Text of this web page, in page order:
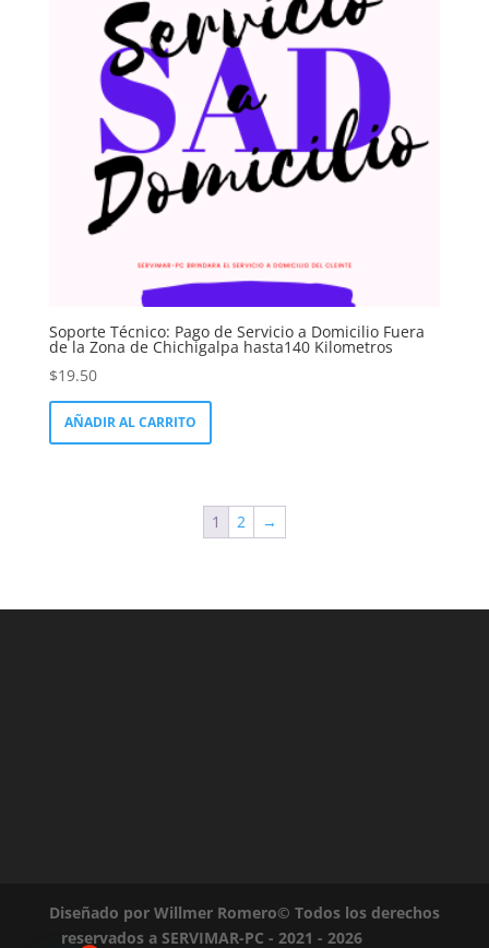
Soporte Técnico: Pago de Servicio a Domicilio Fuera
de la Zona de Chichigalpa hasta140 Kilometros
$19.50
AÑADIR AL CARRITO
1 2 →
Diseñado por Willmer Romero© Todos los derechos
reservados a SERVIMAR-PC - 2021 - 2026